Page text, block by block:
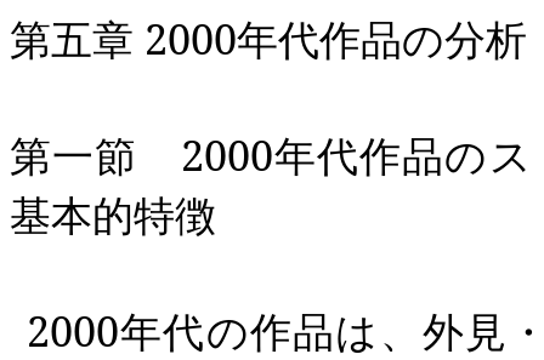
第五章 2000年代作品の分析
第一節 2000年代作品の
基本的特徴
2000年代の作品は、外見